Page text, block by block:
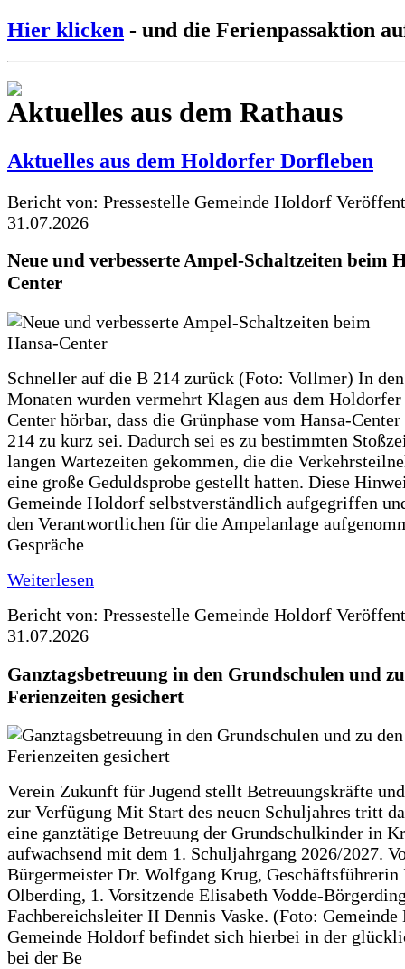
Hier klicken - und die Ferienpassaktion
Aktuelles aus dem Rathaus
Aktuelles aus dem Holdorfer Dorfleben
Bericht von: Pressestelle Gemeinde Holdorf
31.07.2026
Neue und verbesserte Ampel-Schaltzeiten beim
Center
Schneller auf die B 214 zurück (Foto: Vollmer) In
Monaten wurden vermehrt Klagen aus dem Holdorfer
Center hörbar, dass die Grünphase vom Hansa-
214 zu kurz sei. Dadurch sei es zu bestimmten
langen Wartezeiten gekommen, die die
eine große Geduldsprobe gestellt hatten. Diese
Gemeinde Holdorf selbstverständlich aufgegriffen
den Verantwortlichen für die Ampelanlage
Gespräche
Weiterlesen
Bericht von: Pressestelle Gemeinde Holdorf
31.07.2026
Ganztagsbetreuung in den Grundschulen und
Ferienzeiten gesichert
Verein Zukunft für Jugend stellt Betreuungskräfte
zur Verfügung Mit Start des neuen Schuljahres tritt
eine ganztätige Betreuung der Grundschulkinder in
aufwachsend mit dem 1. Schuljahrgang 2026/2027.
Bürgermeister Dr. Wolfgang Krug, Geschäftsführerin
Olberding, 1. Vorsitzende Elisabeth Vodde-
Fachbereichsleiter II Dennis Vaske. (Foto:
Gemeinde Holdorf befindet sich hierbei in der
bei der Be